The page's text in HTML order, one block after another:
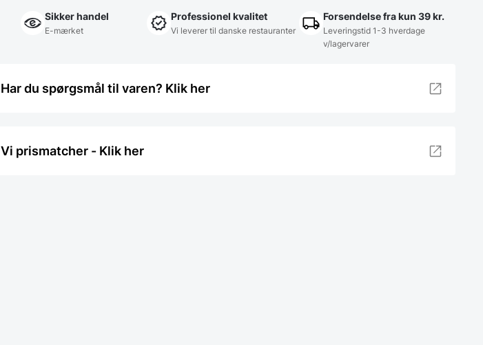
Sikker handel
E-mærket
Professionel kvalitet
Vi leverer til danske restauranter
Forsendelse fra kun 39 kr.
Leveringstid 1-3 hverdage
v/lagervarer
Har du spørgsmål til varen? Klik her
Vi prismatcher - Klik her